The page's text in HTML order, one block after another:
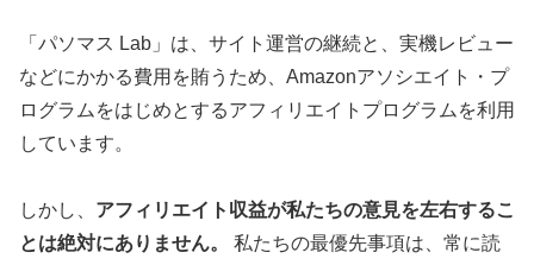
「パソマス Lab」は、サイト運営の継続と、実機レビュー
などにかかる費用を賄うため、Amazonアソシエイト・プ
ログラムをはじめとするアフィリエイトプログラムを利用
しています。
しかし、 アフィリエイト収益が私たちの意見を左右するこ
とは絶対にありません。
私たちの最優先事項は、常に読